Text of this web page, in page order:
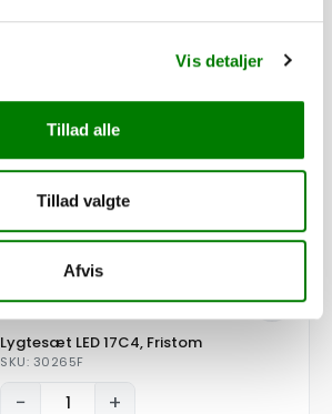
Vis detaljer
Tillad alle
Tillad valgte
Afvis
SKU: 61122-055
− +
10,40kr. ekskl. moms
Lygtesæt LED 17C4, Fristom
SKU: 30265F
− +
3.040,00kr.